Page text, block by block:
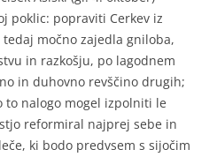
poklic: popraviti Cerkev iz
močno zajedla gniloba,
in razkošju, po lagodnem
in duhovno revščino drugih;
to nalogo mogel izpolniti le
reformiral najprej sebe in
ki bodo predvsem s sijočim